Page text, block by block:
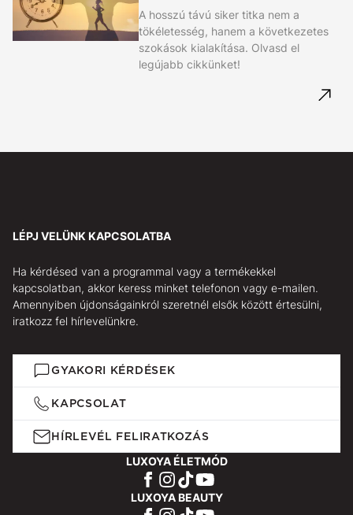
A hosszú távú siker titka nem a
tökéletesség, hanem a következetes
szokások kialakítása. Olvasd el
legújabb cikkünket!
LÉPJ VELÜNK KAPCSOLATBA
Ha kérdésed van a programmal vagy a termékekkel
kapcsolatban, akkor keress minket telefonon vagy e-mailen.
Amennyiben újdonságainkról szeretnél elsők között értesülni,
iratkozz fel hírlevelünkre.
GYAKORI KÉRDÉSEK
KAPCSOLAT
HÍRLEVÉL FELIRATKOZÁS
LUXOYA ÉLETMÓD
LUXOYA BEAUTY